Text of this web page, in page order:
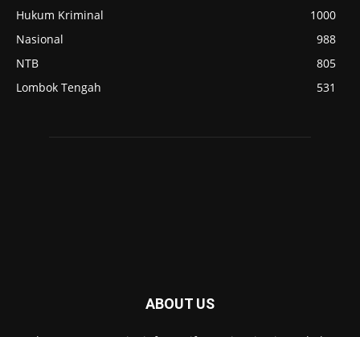
Hukum Kriminal
1000
Nasional
988
NTB
805
Lombok Tengah
531
ABOUT US